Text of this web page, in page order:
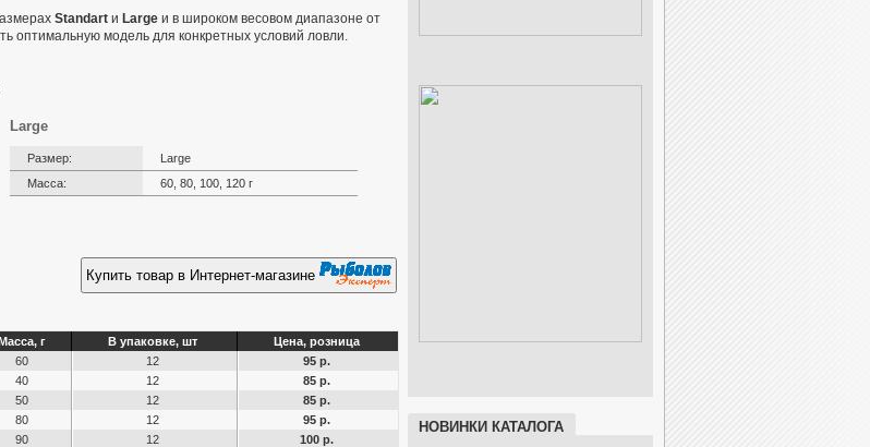
Standartи Largeи в широком весовом диапазоне от
оптимальную модель для конкретных условий ловли.
Large
Размер:
Large
Масса:
60, 80, 100, 120 г
Купить товар в Интернет-магазине
г В упаковке, шт
Цена, розница
60 12
95 р.
40 12
85 р.
50 12
85 р.
80 12
95 р.
90 12
100 р.
НОВИНКИ КАТАЛОГА